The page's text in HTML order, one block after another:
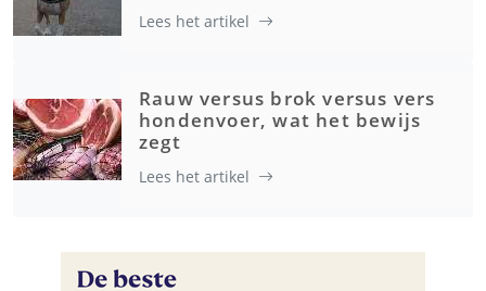
Lees het artikel
Rauw versus brok versus vers
hondenvoer, wat het bewijs
zegt
Lees het artikel